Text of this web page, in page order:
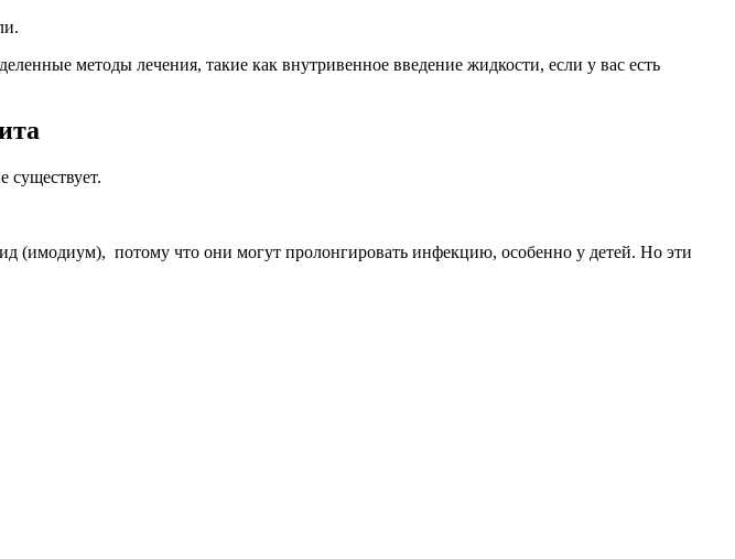
методы лечения, такие как внутривенное введение жидкости, если у вас есть
существует.
(имодиум), потому что они могут пролонгировать инфекцию, особенно у детей. Но эти